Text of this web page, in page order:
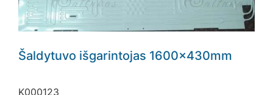
Šaldytuvo išgarintojas 1600x430mm
K000123